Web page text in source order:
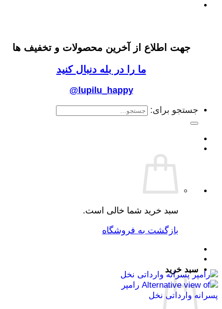
جهت اطلاع از آخرین محصولات و تخفیف ها
ما را در بله دنبال کنید
@lupilu_happy
جستجو برای:
سبد خرید شما خالی است.
بازگشت به فروشگاه
سبد خرید